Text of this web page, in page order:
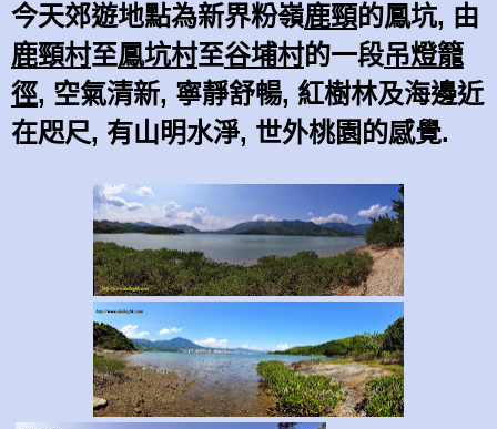
今天郊遊地點為新界粉嶺鹿頸的鳳坑, 由
鹿頸村至鳳坑村至谷埔村的一段吊燈籠
徑, 空氣清新, 寧靜舒暢, 紅樹林及海邊近
在咫尺, 有山明水淨, 世外桃園的感覺.